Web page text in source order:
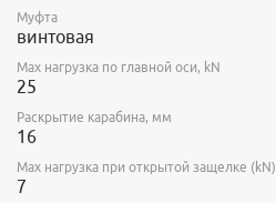
Муфта
винтовая
Max нагрузка по главной оси, kN
25
Раскрытие карабина, мм
16
Max нагрузка при открытой защелке (kN)
7